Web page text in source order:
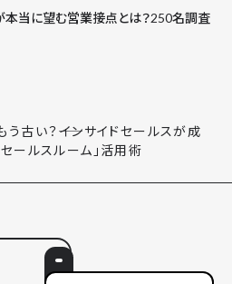
当に望む営業接点とは？250名調査
古い？――インサイドセールスが成
ールスルーム」活用術